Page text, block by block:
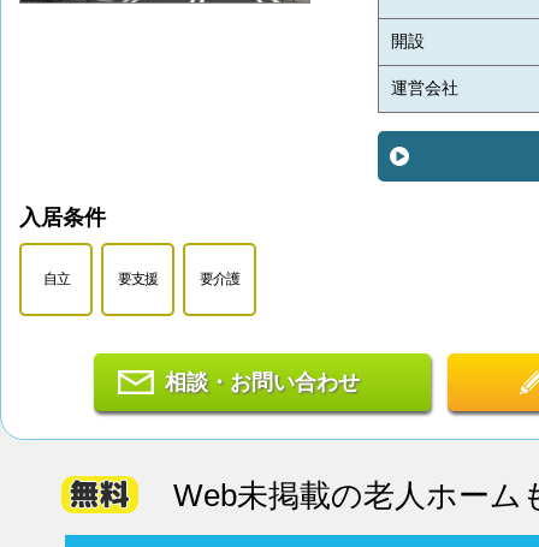
開設
運営会社
入居条件
自立 要支援 要介護
相談・お問い合わせ
Web未掲載の老人ホーム